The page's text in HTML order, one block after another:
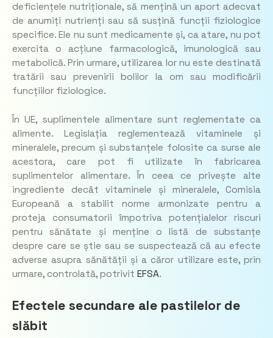
deficiențele nutriționale, să mențină un aport adecvat
de anumiți nutrienți sau să susțină funcții fiziologice
specifice. Ele nu sunt medicamente și, ca atare, nu pot
exercita o acțiune farmacologică, imunologică sau
metabolică. Prin urmare, utilizarea lor nu este destinată
tratării sau prevenirii bolilor la om sau modificării
funcțiilor fiziologice.
În UE, suplimentele alimentare sunt reglementate ca
alimente. Legislația reglementează vitaminele și
mineralele, precum și substanțele folosite ca surse ale
acestora, care pot fi utilizate în fabricarea
suplimentelor alimentare. În ceea ce privește alte
ingrediente decât vitaminele și mineralele, Comisia
Europeană a stabilit norme armonizate pentru a
proteja consumatorii împotriva potențialelor riscuri
pentru sănătate și menține o listă de substanțe
despre care se știe sau se suspectează că au efecte
adverse asupra sănătății și a căror utilizare este, prin
urmare, controlată, potrivit EFSA.
Efectele secundare ale pastilelor de
slăbit